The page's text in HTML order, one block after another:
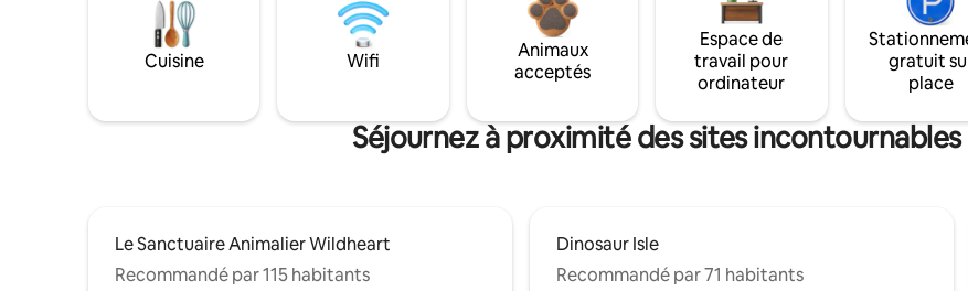
Cuisine Wifi
Animaux
acceptés
Espace de
travail pour
ordinateur
gratuit
place
Séjournez à proximité des sites incontournables
Le Sanctuaire Animalier Wildheart
Recommandé par 115 habitants
Dinosaur Isle
Recommandé par 71 habitants